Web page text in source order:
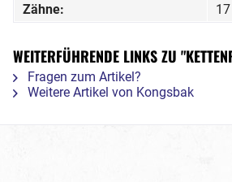
Zähne:
17
WEITERFÜHRENDE LINKS ZU
Fragen zum Artikel?
Weitere Artikel von Kongsbak